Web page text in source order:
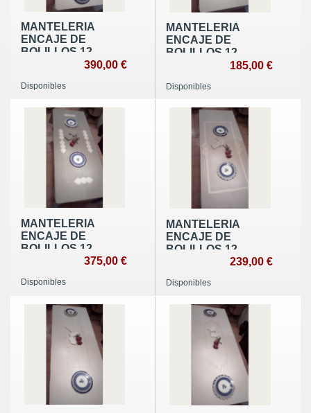
MANTELERIA
ENCAJE DE
BOLILLOS 12
390,00 €
Disponibles
MANTELERIA
ENCAJE DE
BOLILLOS 12
185,00 €
Disponibles
MANTELERIA
ENCAJE DE
BOLILLOS 12
375,00 €
Disponibles
MANTELERIA
ENCAJE DE
BOLILLOS 12
239,00 €
Disponibles